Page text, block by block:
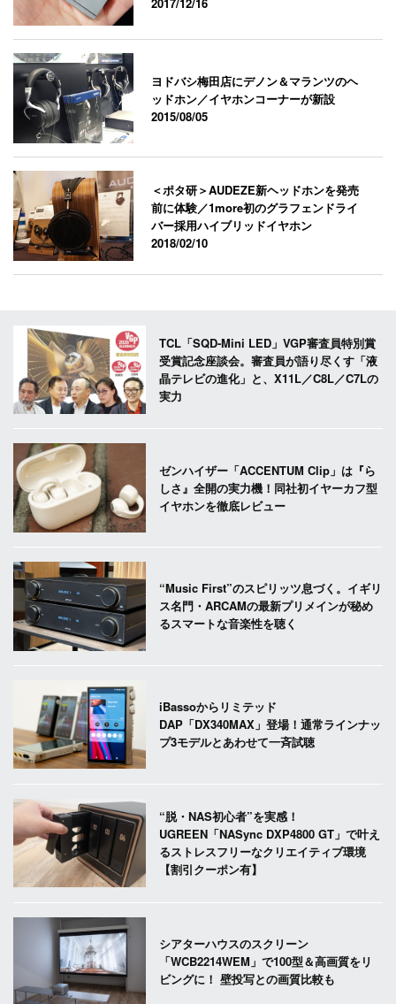
ヨドバシ梅田店にデノン＆マランツのヘ
ッドホン／イヤホンコーナーが新設
2015/08/05
＜ポタ研＞AUDEZE新ヘッドホンを発売
前に体験／1more初のグラフェンドライ
バー採用ハイブリッドイヤホン
2018/02/10
TCL「SQD-Mini LED」VGP審査員特別賞
受賞記念座談会。審査員が語り尽くす「液
晶テレビの進化」と、X11L／C8L／C7Lの
実力
ゼンハイザー「ACCENTUM Clip」は『ら
しさ』全開の実力機！同社初イヤーカフ型
イヤホンを徹底レビュー
“Music First”のスピリッツ息づく。イギリ
ス名門・ARCAMの最新プリメインが秘め
るスマートな音楽性を聴く
iBassoからリミテッド
DAP「DX340MAX」登場！通常ラインナッ
プ3モデルとあわせて一斉試聴
“脱・NAS初心者”を実感！
UGREEN「NASync DXP4800 GT」で叶え
るストレスフリーなクリエイティブ環境
【割引クーポン有】
シアターハウスのスクリーン
「WCB2214WEM」で100型＆高画質をリ
ビングに！ 壁投写との画質比較も